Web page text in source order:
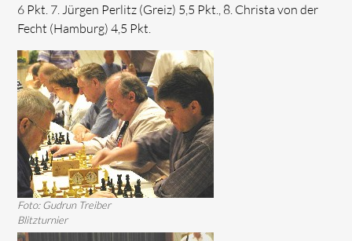
6 Pkt. 7. Jürgen Perlitz (Greiz) 5,5 Pkt., 8. Christa von der
Fecht (Hamburg) 4,5 Pkt.
Foto: Gudrun Treiber
Blitzturnier